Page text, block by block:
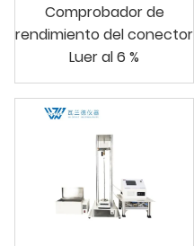
Comprobador de
rendimiento del conector
Luer al 6 %